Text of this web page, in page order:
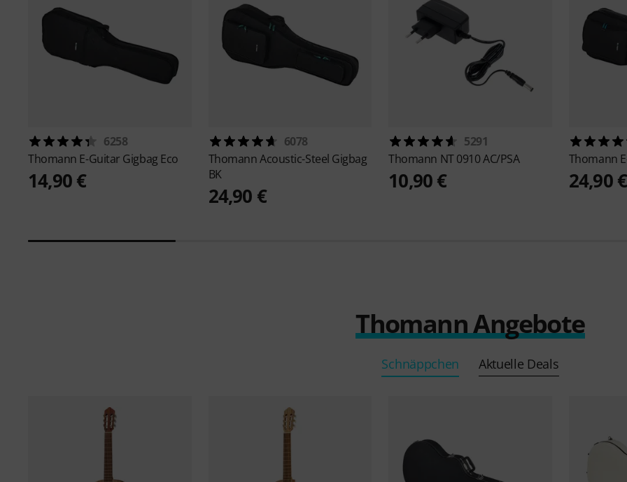
6258
Thomann E-Guitar Gigbag Eco
14,90 €
6078
ThomannAcoustic-Steel Gigbag
BK
24,90 €
5291
Thomann NT 0910 AC/PSA
10,90 €
Thomann
24,90 €
Thomann Angebote
Schnäppchen Aktuelle Deals